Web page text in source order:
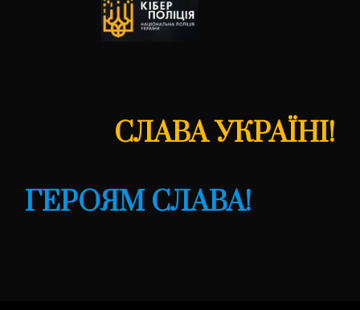
СЛАВА УКРАЇНІ!
ГЕРОЯМ СЛАВА!